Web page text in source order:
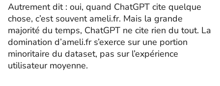
Autrement dit : oui, quand ChatGPT cite quelque
chose, c’est souvent ameli.fr. Mais la grande
majorité du temps, ChatGPT ne cite rien du tout. La
domination d’ameli.fr s’exerce sur une portion
minoritaire du dataset, pas sur l’expérience
utilisateur moyenne.